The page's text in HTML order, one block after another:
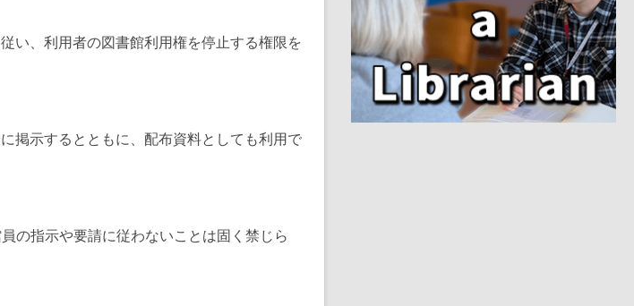
い、利用者の図書館利用権を停止する権限を
掲示するとともに、配布資料としても利用で
の指示や要請に従わないことは固く禁じら